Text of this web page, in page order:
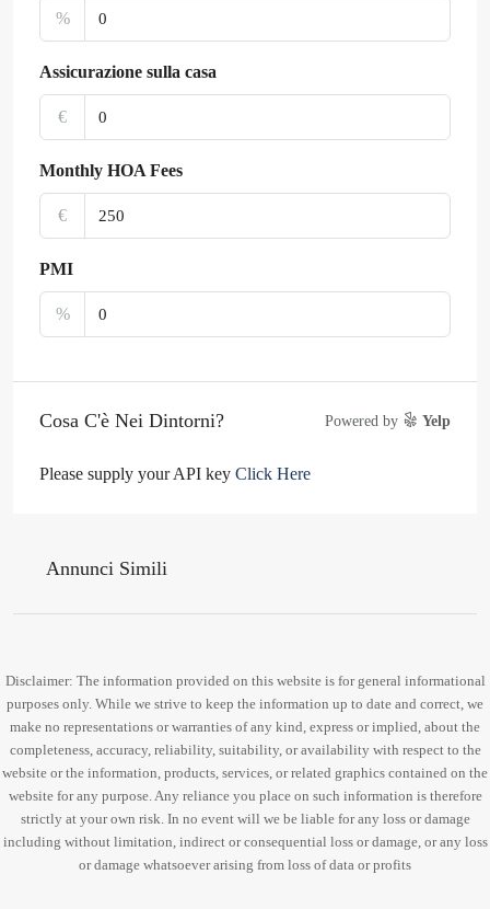
%
Assicurazione sulla casa
€
Monthly HOA Fees
€
PMI
%
Cosa C'è Nei Dintorni? Powered by Yelp
Please supply your API key Click Here
Annunci Simili
Disclaimer: The information provided on this website is for general informational
purposes only. While we strive to keep the information up to date and correct, we
make no representations or warranties of any kind, express or implied, about the
completeness, accuracy, reliability, suitability, or availability with respect to the
website or the information, products, services, or related graphics contained on the
website for any purpose. Any reliance you place on such information is therefore
strictly at your own risk. In no event will we be liable for any loss or damage
including without limitation, indirect or consequential loss or damage, or any loss
or damage whatsoever arising from loss of data or profits